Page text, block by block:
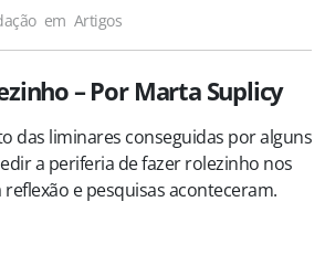
em Artigos
– Por Marta Suplicy
das liminares conseguidas por alguns
a periferia de fazer rolezinho nos
e pesquisas aconteceram.